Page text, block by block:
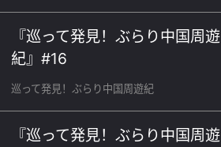
『巡って発見！ぶらり中国周遊
紀』#16
巡って発見！ぶらり中国周遊紀
『巡って発見！ぶらり中国周遊